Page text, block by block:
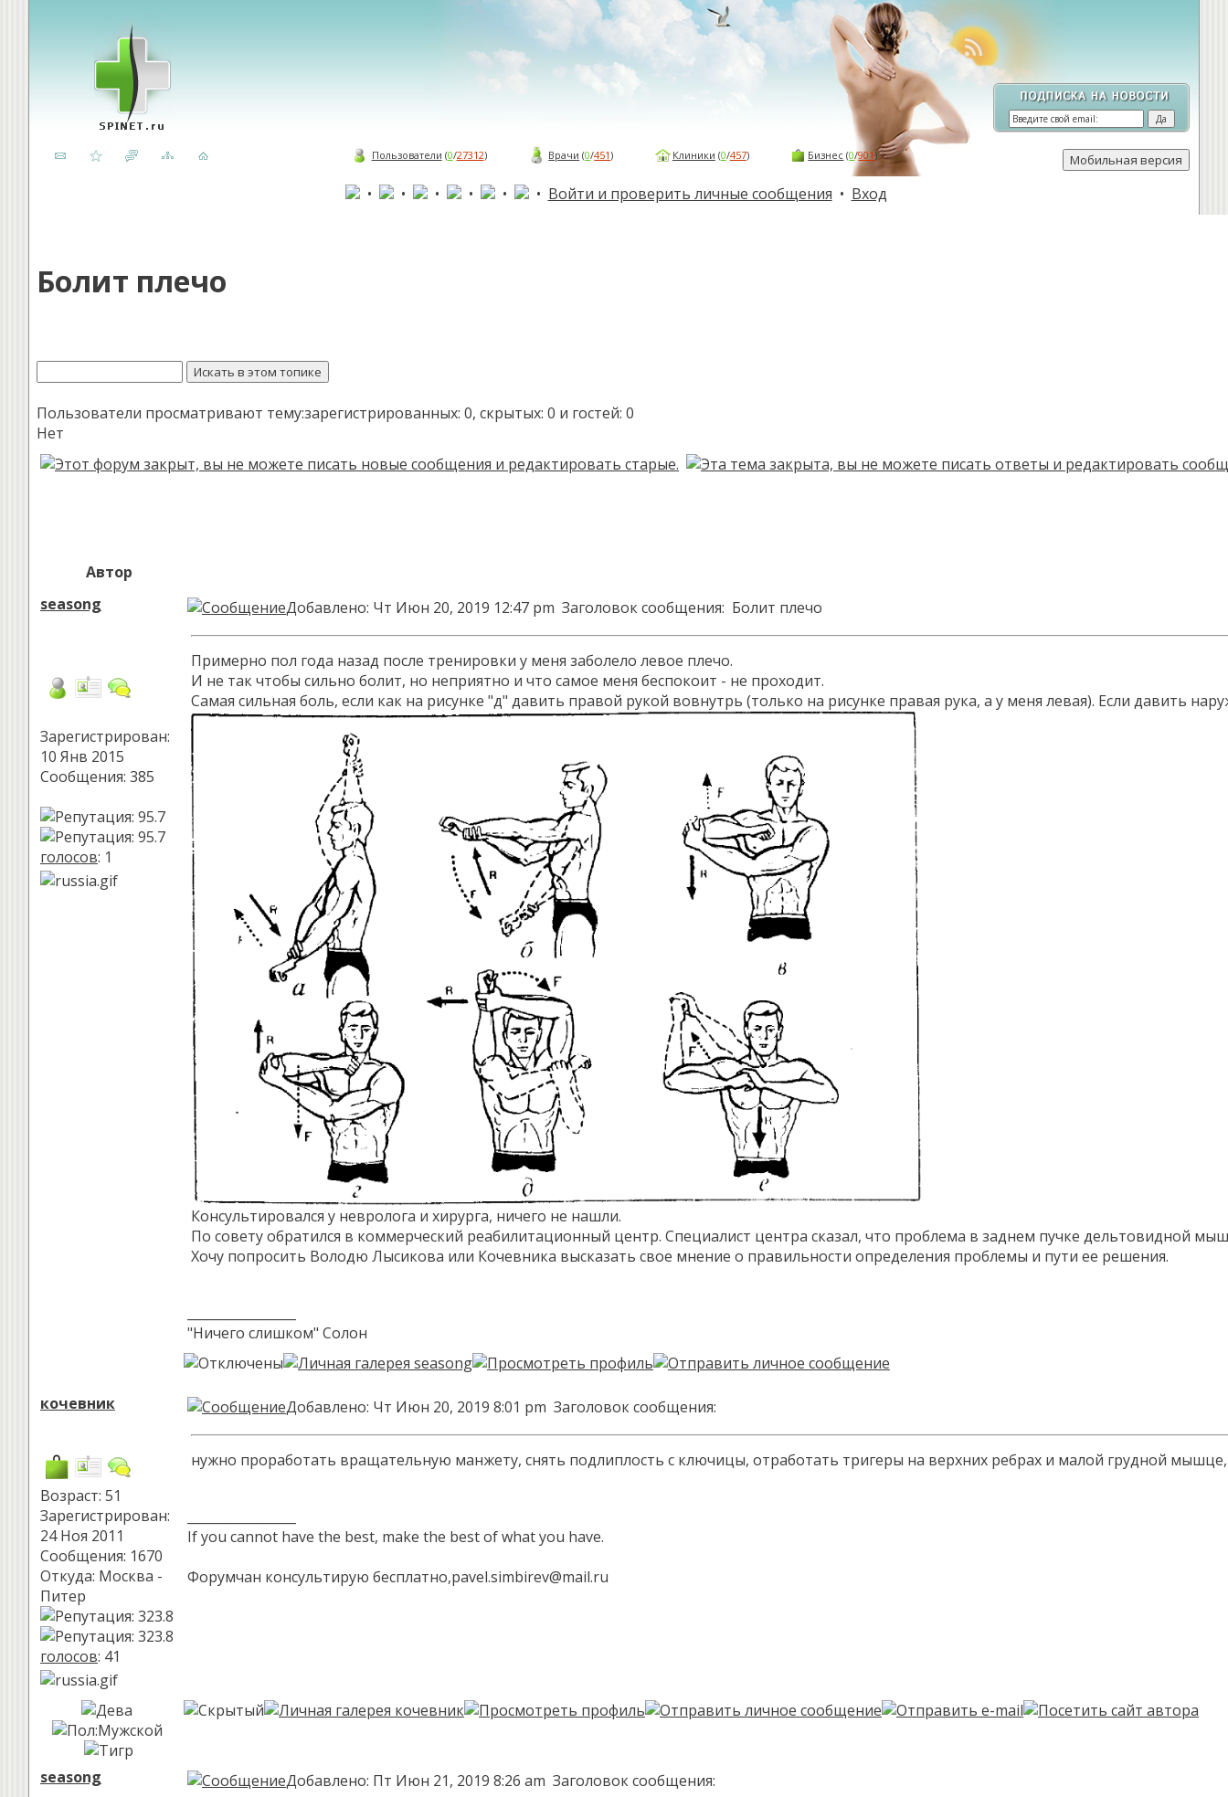
Пользователи (0/27312) Врачи (0/451) Клиники (0/457) Бизнес (0/901)
• • • • • • Войти и проверить личные сообщения • Вход
Болит плечо
Пользователи просматривают тему:зарегистрированных: 0, скрытых: 0 и гостей: 0
Нет
Автор
seasong
Зарегистрирован:
10 Янв 2015
Сообщения: 385
голосов: 1
Добавлено: Чт Июн 20, 2019 12:47 pm Заголовок сообщения: Болит плечо
Примерно пол года назад после тренировки у меня заболело левое плечо.
И не так чтобы сильно болит, но неприятно и что самое меня беспокоит - не проходит.
Самая сильная боль, если как на рисунке "д" давить правой рукой вовнутрь (только на рисунке правая рука, а у меня левая). Если давить
Консультировался у невролога и хирурга, ничего не нашли.
По совету обратился в коммерческий реабилитационный центр. Специалист центра сказал, что проблема в заднем пучке дельтовидной
Хочу попросить Володю Лысикова или Кочевника высказать свое мнение о правильности определения проблемы и пути ее решения.
"Ничего слишком" Солон
кочевник
Возраст: 51
Зарегистрирован:
24 Ноя 2011
Сообщения: 1670
Откуда: Москва -
Питер
голосов: 41
Добавлено: Чт Июн 20, 2019 8:01 pm Заголовок сообщения:
нужно проработать вращательную манжету, снять подлиплость с ключицы, отработать тригеры на верхних ребрах и малой грудной
If you cannot have the best, make the best of what you have.
Форумчан консультирую бесплатно,pavel.simbirev@mail.ru
seasong Добавлено: Пт Июн 21, 2019 8:26 am Заголовок сообщения: